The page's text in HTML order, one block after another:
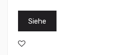
Siehe